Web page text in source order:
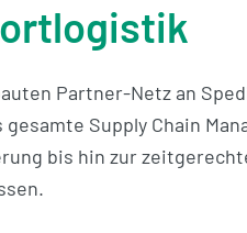
Partner-Netz an
Supply Chain
bis hin zur